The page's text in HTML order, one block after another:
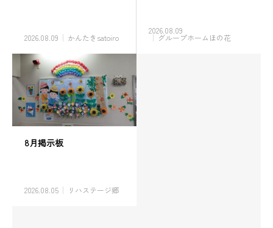
2026.08.09 かんたきsatoiro
2026.08.09
グループホームほの花
8月掲示板
2026.08.05 リハステージ郷